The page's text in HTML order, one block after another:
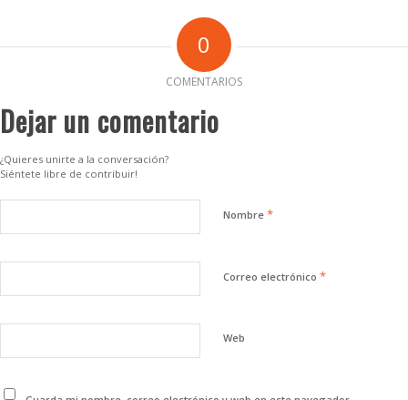
0
COMENTARIOS
Dejar un comentario
¿Quieres unirte a la conversación?
Siéntete libre de contribuir!
Nombre *
Correo electrónico *
Web